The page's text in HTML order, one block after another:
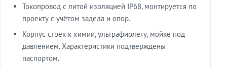
Токопровод с литой изоляцией IP68, монтируется по
проекту с учётом задела и опор.
Корпус стоек к химии, ультрафиолету, мойке под
давлением. Характеристики подтверждены
паспортом.